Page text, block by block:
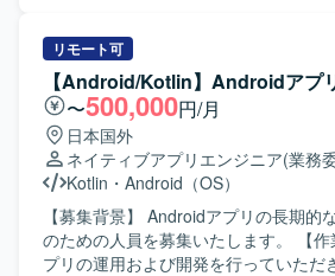
しいです。 【ポジションの魅力】 WebとAndroidネイティ
ブ双方の開発に携わることで、フルス
を身につけることができます。自治体
ど社会貢献性の高いプロダクトに関わ
運用まで一連の開発プロセスを経験できる
発環境】 Kotlinを中心としたAndroid
に加え、PHP／Node.jsによるバックエ
PostgreSQLなどのRDBを用いたシス
いたチーム開発を行い、Firebaseや各
と連携したアプリケーション開発を実
担当していただきます。また、チーム
と連携しながら、仕様調整やレビュー
きます。 【求める人物像】 チーム開発を前提に円滑なコミ
ュニケーションが取れ、自ら課題を発
る方を求めています。既存の設計やテ
つ、より良いアーキテクチャや開発プ
り組める方が望ましいです。 【ポジションの魅力】 コンシ
ューマ向け婚活アプリの開発に携わ
ザーに影響力のあるサービス開発経験
す。既存プロダクトのエンハンス開発
リモート可
【Android/Kotlin】Androidアプ
〜500,000円/月
日本国外
ネイティブアプリエンジニア(業務
Kotlin ・ Android（OS）
【募集背景】 Androidアプリの長期的
のための人員を募集いたします。 【作業内容】 Androidア
プリの運用および開発を行っていただ